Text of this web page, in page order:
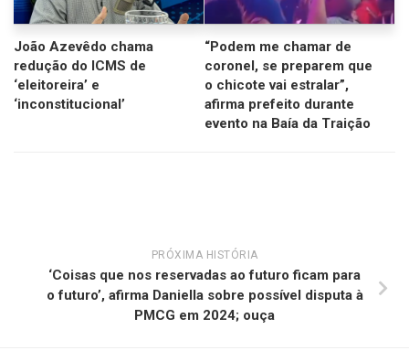
João Azevêdo chama
redução do ICMS de
‘eleitoreira’ e
‘inconstitucional’
“Podem me chamar de
coronel, se preparem que
o chicote vai estralar”,
afirma prefeito durante
evento na Baía da Traição
PRÓXIMA HISTÓRIA
‘Coisas que nos reservadas ao futuro ficam para
o futuro’, afirma Daniella sobre possível disputa à
PMCG em 2024; ouça